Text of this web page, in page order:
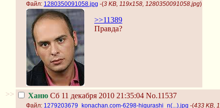
Файл: 1280350091058.jpg -(3 KB, 119x158, 1280350091058.jpg)
>>11389
Правда?
>> Ханю Сб 11 декабря 2010 21:35:04 No.11537
Файл: 1279203679_konachan.com-6298-higurashi_n(...).jpg -(433 KB,